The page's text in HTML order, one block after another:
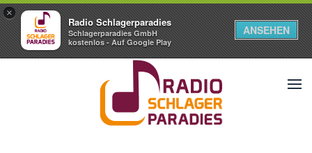
×
Radio Schlagerparadies
Schlagerparadies GmbH
kostenlos - Auf Google Play
ANSEHEN